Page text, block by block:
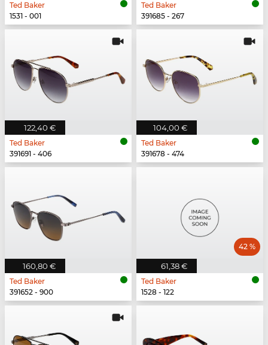
Ted Baker
1531 - 001
Ted Baker
391685 - 267
122,40 €
Ted Baker
391691 - 406
104,00 €
Ted Baker
391678 - 474
160,80 €
Ted Baker
391652 - 900
61,38 €
42 %
Ted Baker
1528 - 122